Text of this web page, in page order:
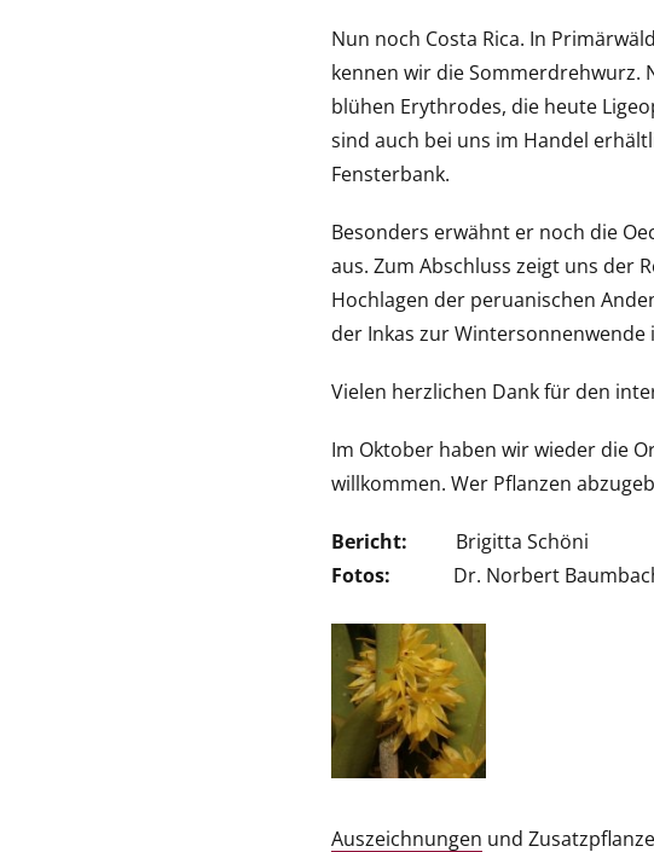
Nun noch Costa Rica. In
kennen wir die Sommerdrehwurz.
blühen Erythrodes, die heute
sind auch bei uns im Handel
Fensterbank.
Besonders erwähnt er noch die
aus. Zum Abschluss zeigt uns der
Hochlagen der peruanischen
der Inkas zur Wintersonnenwende
Vielen herzlichen Dank für den
Im Oktober haben wir wieder die
willkommen. Wer Pflanzen
Bericht: Brigitta Schöni
Fotos:
Dr. Norbert
Auszeichnungen und